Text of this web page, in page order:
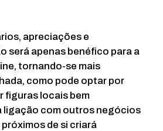
apreciações e
será apenas benéfico para a
tornando-se mais
como pode optar por
figuras locais bem
ligação com outros negócios
de si criará